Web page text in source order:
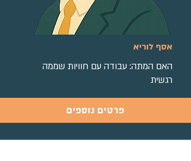
אסף לוריא
האם המתה: עבודה עם חוויות שממה
רגשית
פרטים נוספים